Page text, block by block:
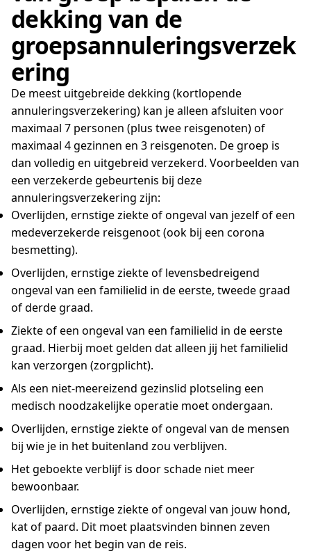
dekking van de
groepsannuleringsverzek
ering
De meest uitgebreide dekking (kortlopende
annuleringsverzekering) kan je alleen afsluiten voor
maximaal 7 personen (plus twee reisgenoten) of
maximaal 4 gezinnen en 3 reisgenoten. De groep is
dan volledig en uitgebreid verzekerd. Voorbeelden van
een verzekerde gebeurtenis bij deze
annuleringsverzekering zijn:
Overlijden, ernstige ziekte of ongeval van jezelf of een
medeverzekerde reisgenoot (ook bij een corona
besmetting).
Overlijden, ernstige ziekte of levensbedreigend
ongeval van een familielid in de eerste, tweede graad
of derde graad.
Ziekte of een ongeval van een familielid in de eerste
graad. Hierbij moet gelden dat alleen jij het familielid
kan verzorgen (zorgplicht).
Als een niet-meereizend gezinslid plotseling een
medisch noodzakelijke operatie moet ondergaan.
Overlijden, ernstige ziekte of ongeval van de mensen
bij wie je in het buitenland zou verblijven.
Het geboekte verblijf is door schade niet meer
bewoonbaar.
Overlijden, ernstige ziekte of ongeval van jouw hond,
kat of paard. Dit moet plaatsvinden binnen zeven
dagen voor het begin van de reis.